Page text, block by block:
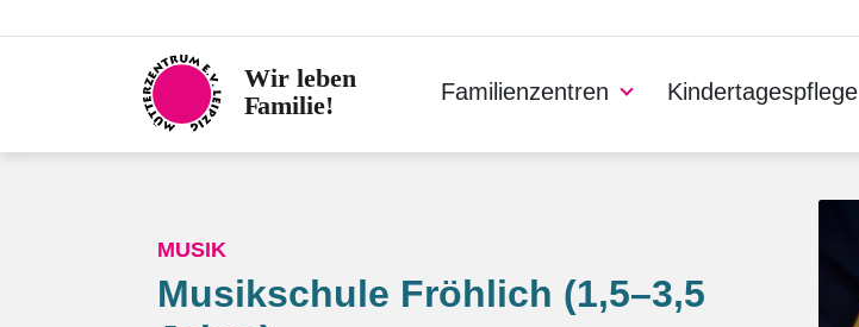
Familienzentren Kindertagespflege
MUSIK
Musikschule Fröhlich (1,5–3,5